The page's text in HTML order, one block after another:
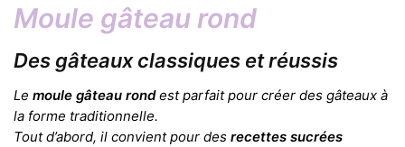
Moule gâteau rond
Des gâteaux classiques et réussis
Le moule gâteau rondest parfait pour créer des gâteaux à
la forme traditionnelle.
Tout d’abord, il convient pour des recettes sucrées